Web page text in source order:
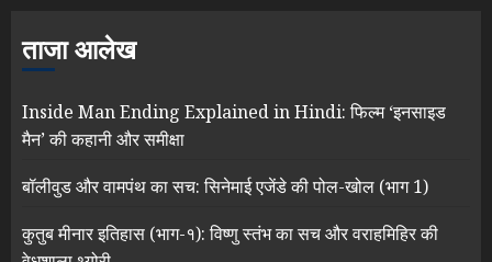
ताजा आलेख
Inside Man Ending Explained in Hindi: फिल्म ‘इनसाइड
मैन’ की कहानी और समीक्षा
बॉलीवुड और वामपंथ का सच: सिनेमाई एजेंडे की पोल-खोल (भाग 1)
कुतुब मीनार इतिहास (भाग-१): विष्णु स्तंभ का सच और वराहमिहिर की